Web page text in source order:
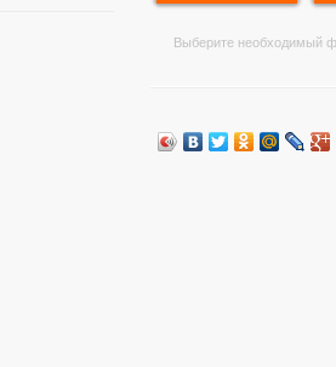
Выберите необходимый